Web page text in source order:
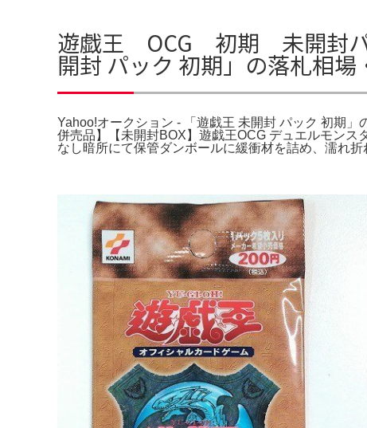
遊戯王 OCG 初期 未開封パ
開封 パック 初期」の落札相
Yahoo!オークション - 「遊戯王 未開封 パック 初期
併売品】【未開封BOX】遊戯王OCG デュエルモンス
なし暗所にて保管ダンボールに緩衝材を詰め、濡れ